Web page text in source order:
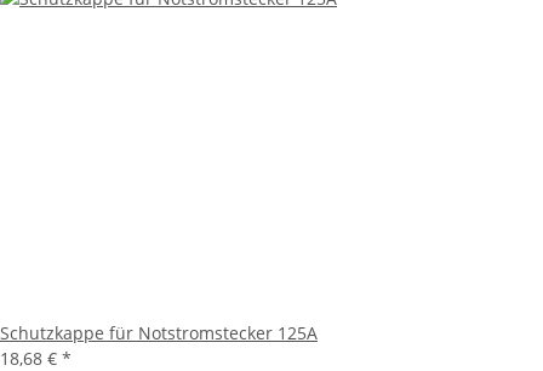
Schutzkappe für Notstromstecker 125A
18,68 € *